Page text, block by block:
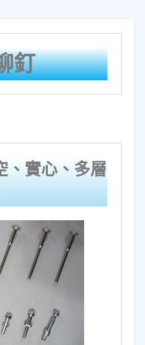
釘
、實心、多層